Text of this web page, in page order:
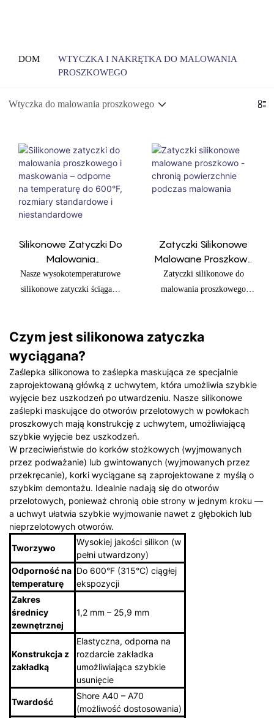
DOM
WTYCZKA I NAKRĘTKA DO MALOWANIA
PROSZKOWEGO
Wtyczka do malowania proszkowego
Silikonowe Zatyczki Do
Malowania
Proszkowego I
Maskowania –
600°F, Rozmiary
Standardowe I
Niestandardowe
Nasze wysokotemperaturowe
silikonowe zatyczki ściągane
aby wytrzymywały
ekstremalne temperatury i
zapewniały niezawodne
rozwiązanie maskujące do
zastosowań przemysłowych.
Te trwałe zatyczki są łatwe w
montażu i demontażu, co
czyni je niezbędnym
narzędziem do ochrony
gwintowanych i
niegwintowanych otworów
podczas procesu malowania
proszkowego
Zatyczki Silikonowe
Malowane Proszkowo
- Chronią Powierzchnie
Podczas Malowania
Zatyczki silikonowe do
malowania proszkowego
Te trwałe zatyczki są
uszczelnienie, zapobiegając
przedostawaniu się powłoki
do obszarów, które muszą
pozostać czyste i wolne od
Czym jest silikonowa zatyczka
wyciągana?
Zaślepka silikonowa to zaślepka maskująca ze specjalnie
zaprojektowaną główką z uchwytem, ​​która umożliwia szybkie
wyjęcie bez uszkodzeń po utwardzeniu. Nasze silikonowe
zaślepki maskujące do otworów przelotowych w powłokach
proszkowych mają konstrukcję z uchwytem, ​​umożliwiającą
szybkie wyjęcie bez uszkodzeń.
W przeciwieństwie do korków stożkowych (wyjmowanych
przez podważanie) lub gwintowanych (wyjmowanych przez
przekręcanie), korki wyciągane są zaprojektowane z myślą o
szybkim demontażu. Idealnie nadają się do otworów
przelotowych, ponieważ chronią obie strony w jednym kroku —
a uchwyt ułatwia szybkie wyjmowanie nawet z głębokich lub
nieprzelotowych otworów.
Tworzywo
Wysokiej jakości silikon (w
pełni utwardzony)
Odporność na
temperaturę
Do 600°F (315°C) ciągłej
ekspozycji
Zakres
średnicy
zewnętrznej
1,2 mm – 25,9 mm
Konstrukcja z
zakładką
Elastyczna, odporna na
rozdarcie zakładka
umożliwiająca szybkie
usunięcie
Twardość
Shore A40 – A70
(możliwość dostosowania)